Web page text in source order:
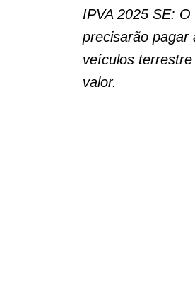
IPVA 2025 SE:
precisarão pagar
veículos
valor.